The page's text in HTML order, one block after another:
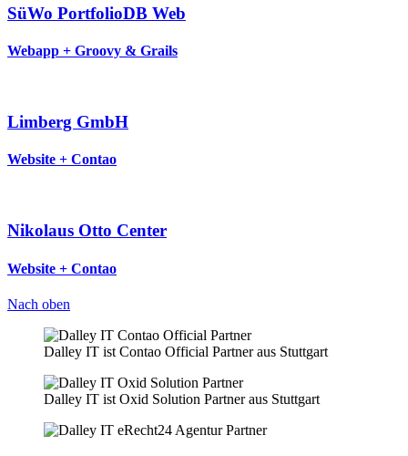
SüWo PortfolioDB Web
Webapp + Groovy & Grails
Limberg GmbH
Website + Contao
Nikolaus Otto Center
Website + Contao
Nach oben
Dalley IT ist Contao Official Partner aus Stuttgart
Dalley IT ist Oxid Solution Partner aus Stuttgart